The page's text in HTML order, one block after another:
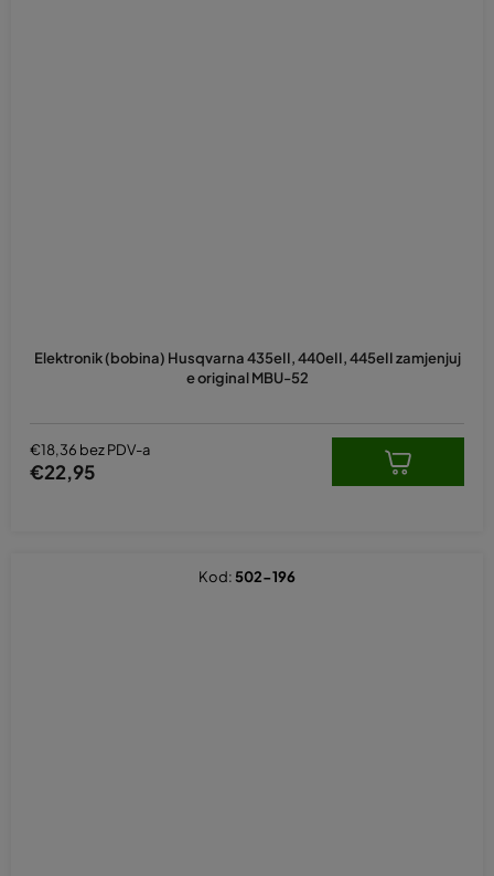
Elektronik (bobina) Husqvarna 435eII, 440eII, 445eII zamjenjuj
e original MBU-52
€18,36 bez PDV-a
€22,95
Kod: 502-196